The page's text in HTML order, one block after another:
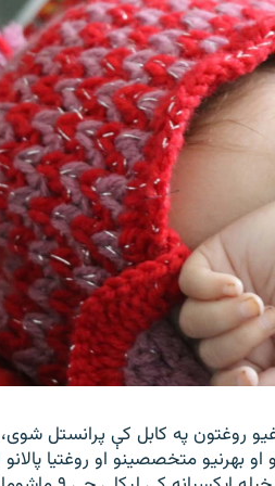
روغتون په کابل کې پرانستل
او بهرنیو متخصصینو او روغتیا